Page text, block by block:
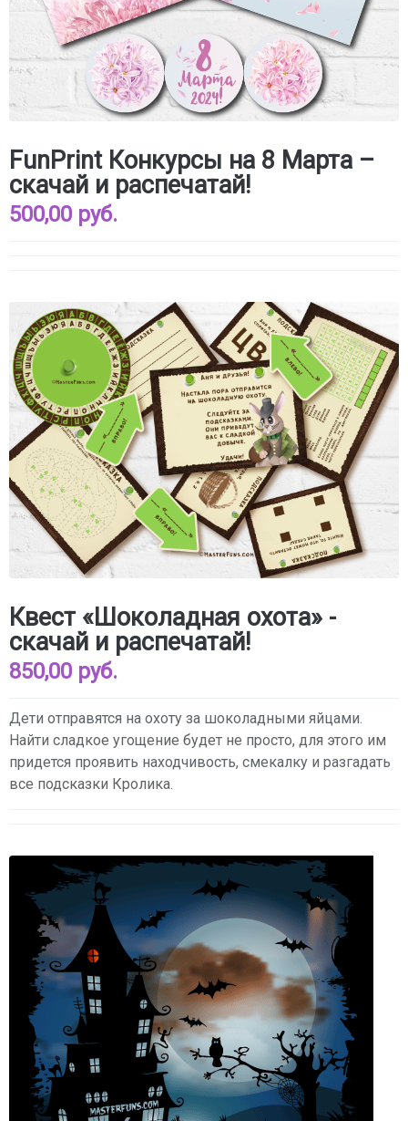
FunPrint Конкурсы на 8 Марта –
скачай и распечатай!
500,00 руб.
Квест «Шоколадная охота» -
скачай и распечатай!
850,00 руб.
Дети отправятся на охоту за шоколадными яйцами.
Найти сладкое угощение будет не просто, для этого им
придется проявить находчивость, смекалку и разгадать
все подсказки Кролика.